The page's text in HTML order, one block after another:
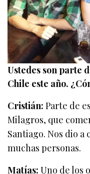
Ustedes son parte
Chile este año.
Cristián: Parte de
Milagros, que
Santiago. Nos dio a
muchas personas.
Matías: Uno de los